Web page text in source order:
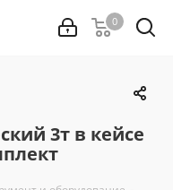
0
3т в кейсе